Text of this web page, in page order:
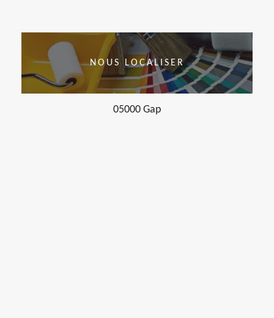
NOUS LOCALISER
05000 Gap